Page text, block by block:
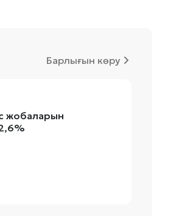
Барлығын көру
жобаларын